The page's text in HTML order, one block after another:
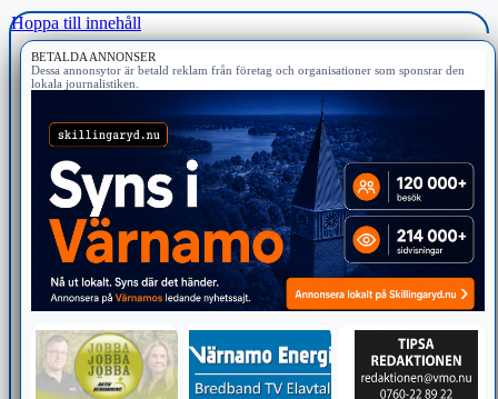
Hoppa till innehåll
BETALDA ANNONSER
Dessa annonsytor är betald reklam från företag och organisationer som sponsrar den
lokala journalistiken.